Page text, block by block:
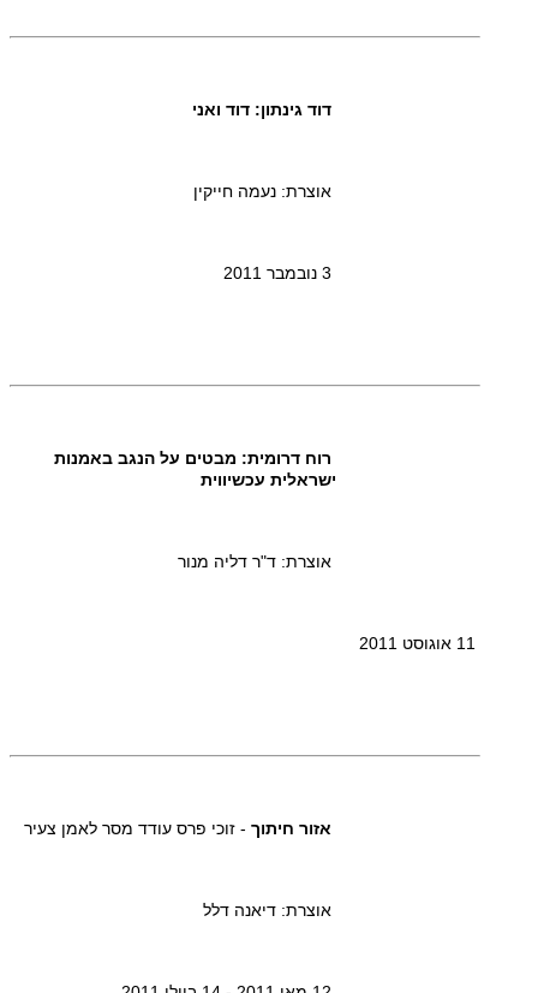
דוד גינתון: דוד ואני
אוצרת: נעמה חייקין
רוח דרומית: מבטים על הנגב באמנות
ישראלית עכשיווית
אוצרת: ד"ר דליה מנור
אזור חיתוך - זוכי פרס עודד מסר לאמן צעיר
אוצרת: דיאנה דלל